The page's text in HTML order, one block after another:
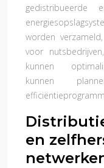
gedistribueerde
worden
voor
kunnen
kunnen
en